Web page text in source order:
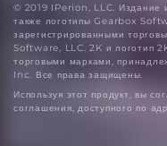
© 2019 IPerion, LLC. Издание
также логотипы Gearbox
зарегистрированными
Software, LLC. 2K и логотип
торговыми марками,
Inc. Все права защищены.
Используя этот продукт, вы
соглашения, доступного по